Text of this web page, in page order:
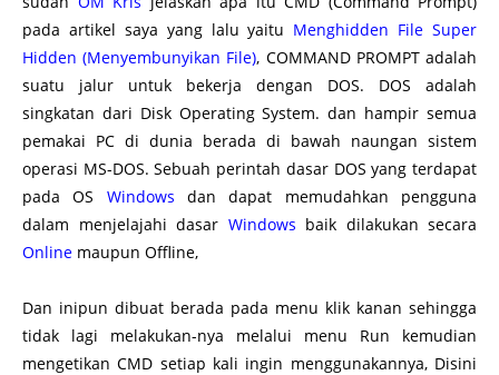
pada artikel saya yang lalu yaitu Menghidden File Super
Hidden (Menyembunyikan File), COMMAND PROMPT adalah
suatu jalur untuk bekerja dengan DOS. DOS adalah
singkatan dari Disk Operating System. dan hampir semua
pemakai PC di dunia berada di bawah naungan sistem
operasi MS-DOS. Sebuah perintah dasar DOS yang terdapat
pada OS Windows dan dapat memudahkan pengguna
dalam menjelajahi dasar Windows baik dilakukan secara
Online maupun Offline,
Dan inipun dibuat berada pada menu klik kanan sehingga
tidak lagi melakukan-nya melalui menu Run kemudian
mengetikan CMD setiap kali ingin menggunakannya, Disini